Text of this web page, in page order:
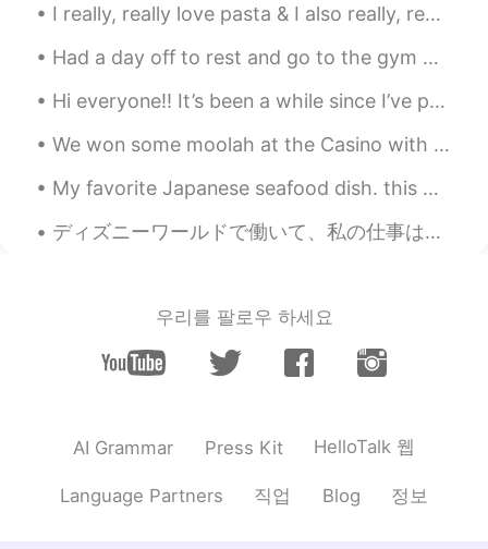
した😂❤。
マイク 2021.02.17 00:24
JP EN
あなたの心はたぶん8歳です😂
I really, really love pasta & I also really, really love beef 😅😍 so I combined the two 🍝 I ran ou...
Had a day off to rest and go to the gym 🏋🏻‍♀️ After I ate dinner and went shopping 🛍 Now I’m w...
Hi everyone!! It’s been a while since I’ve posted. 🤍 I hope everyone is doing well! What are your...
We won some moolah at the Casino with max bet and the best part is we don’t have to pay taxes bec...
My favorite Japanese seafood dish. this was shot in the city of Otaru. 私の好きな日本のシーフード料理。これは小樽市で撮...
ディズニーワールドで働いて、私の仕事は私にハロウィーンパーティーの無料チケットを与えました!たくさんのキャラクターに出会いました!🤩 I work at Disney World and my...
우리를 팔로우 하세요
AI Grammar Press Kit HelloTalk 웹
Language Partners 직업 Blog 정보